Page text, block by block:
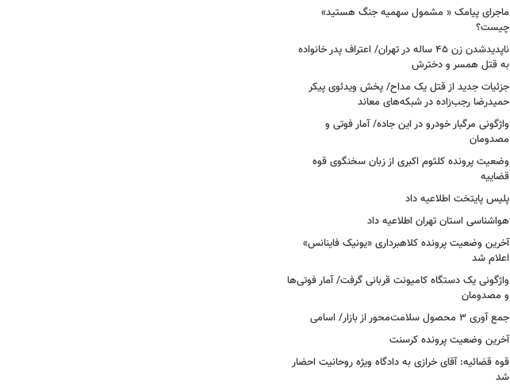
ماجرای پیامک « مشمول سهمیه جنگ هستید»
چیست؟
ناپدیدشدن زن ۴۵ ساله در تهران/ اعتراف پدر خانواده
به قتل همسر و دخترش
جزئیات جدید از قتل یک مداح/ پخش ویدئوی پیکر
حمیدرضا رجب‌زاده در شبکه‌های معاند
واژگونی مرگبار خودرو در این جاده/ آمار فوتی و
مصدومان
وضعیت پرونده کلثوم اکبری از زبان سخنگوی قوه
قضاییه
پلیس پایتخت اطلاعیه داد
هواشناسی استان تهران اطلاعیه داد
آخرین وضعیت پرونده کلاهبرداری «یونیک فاینانس»
اعلام شد
واژگونی یک دستگاه کامیونت قربانی گرفت/ آمار فوتی‌ها
و مصدومان
جمع آوری ۳ محصول سلامت‌محور از بازار/ اسامی
آخرین وضعیت پرونده کرسنت
قوه قضائیه: آقای خرازی به دادگاه ویژه روحانیت احضار
شد